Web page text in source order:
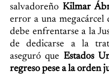
salvadoreño Kilmar
error a una megacárcel
debe enfrentarse a la
de dedicarse a la
aseguró que Estados
regreso pese a la orden